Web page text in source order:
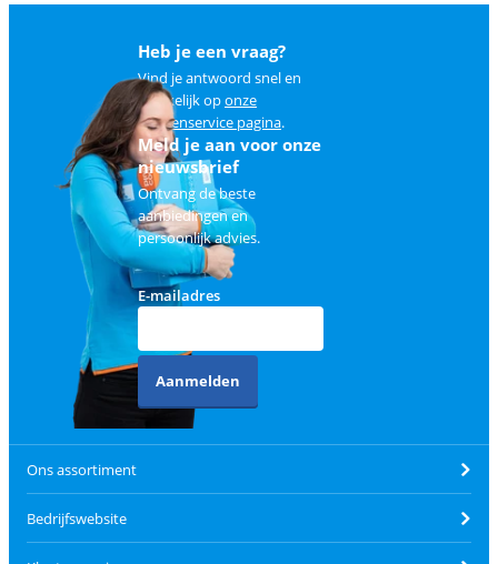
Heb je een vraag?
Vind je antwoord snel en
makkelijk oponze
klantenservice pagina.
Meld je aan voor onze
nieuwsbrief
Ontvang de beste
aanbiedingen en
persoonlijk advies.
E-mailadres
Aanmelden
Ons assortiment
Bedrijfswebsite